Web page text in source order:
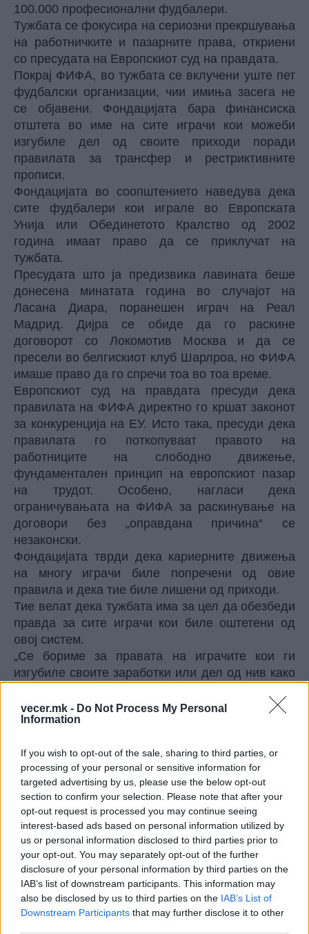
vecer.mk - Do Not Process My Personal
Information
If you wish to opt-out of the sale, sharing to third parties, or
processing of your personal or sensitive information for
targeted advertising by us, please use the below opt-out
section to confirm your selection. Please note that after your
opt-out request is processed you may continue seeing
interest-based ads based on personal information utilized by
us or personal information disclosed to third parties prior to
your opt-out. You may separately opt-out of the further
disclosure of your personal information by third parties on the
IAB’s list of downstream participants. This information may
also be disclosed by us to third parties on the IAB’s List of
Downstream Participants that may further disclose it to other
100.000 професионални фудбалери.
Тужбата се фокусира на сериозни прекршувања
на работничките и пазарните права, откриени
со пресудата на Европскиот суд на правдата.
Покрај ФИФА, во тужбата се вклучени уште пет
фудбалски организации, чии имиња засега не
се објавени. Фондацијата бара финансиска
отштета во име на сите играчи кои можеби
изгубиле дел од своите приходи поради
правилата за трансфер и рестриктивните
прописи.
Фондацијата во соопштението наведува дека
сите фудбалери кои играле во Европската
Унија или Обединетото Кралство од 2002
година имаат право да се приклучат на
тужбата.
Пресудата што ја предизвика лавината беше
донесена минатата година во случајот на
Ласана Диара, поранешен играч на Реал
Мадрид. Дијра се обиде да го раскине
договорот со Локомотив Москва и да се
пресели во белгискиот клуб Шарлроа, но ФИФА
имаше право да го спречи тоа во тоа време.
Европскиот суд на правдата пресуди дека
правилата на ФИФА директно го кршат законот
за конкуренција на ЕУ. Исто така, пресуди дека
правилата го поткопуваат правото на
работниците на слободно движење,
фундаментален принцип на европскиот пазар
на трудот. Особено, нагласи дека
ограничувањата на ФИФА за раскинување на
договори без „оправдана причина“ се
незаконски.
Фондацијата тврди дека кариерните движења
на многу играчи биле попречени од овие
правила и дека тие биле лишени од приходи.
Тие велат дека тужбата има за цел да обезбеди
правда за сите играчи кои биле оштетени од
овој систем.
„Се бориме за правата на играчите кои ги
изгубиле своите заработки или дел од нив како
за раскинување на договори и трансфери“,
соопшти фондацијата.
се поканети да се приклучат на процесот и да
побараат она што им следува.
Ова би можело да биде една од најголемите
групни тужби во историјата на спортот, не само
во однос на бројот на тужители, туку и во однос
на значењето на преседанот што би можел да
го постави.
sportmedia.mk
© Vecer.mk, правата за текстот се на редакцијата